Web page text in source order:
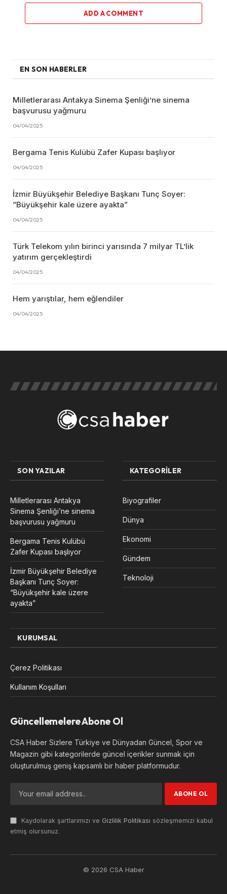
ADD A COMMENT
EN SON HABERLER
Milletlerarası Antakya Sinema Şenliği’ne sinema
başvurusu yağmuru
04/04/2025
Bergama Tenis Kulübü Zafer Kupası başlıyor
04/04/2025
İzmir Büyükşehir Belediye Başkanı Tunç Soyer:
“Büyükşehir kale üzere ayakta”
04/04/2025
Türk Telekom yılın birinci yarısında 7 milyar TL’lik
yatırım gerçekleştirdi
04/04/2025
Hem yarıştılar, hem eğlendiler
04/04/2025
SON YAZILAR
Milletlerarası Antakya
Sinema Şenliği’ne sinema
başvurusu yağmuru
Bergama Tenis Kulübü
Zafer Kupası başlıyor
İzmir Büyükşehir Belediye
Başkanı Tunç Soyer:
“Büyükşehir kale üzere
ayakta”
KATEGORILER
Biyografiler
Dünya
Ekonomi
Gündem
Teknoloji
KURUMSAL
Çerez Politikası
Kullanım Koşulları
Güncellemelere Abone Ol
CSA Haber Sizlere Türkiye ve Dünyadan Güncel, Spor ve
Magazin gibi kategorilerde güncel içerikler sunmak için
oluşturulmuş geniş kapsamlı bir haber platformudur.
Kaydolarak şartlarımızı ve Gizlilik Politikası sözleşmemizi kabul
etmiş olursunuz.
© 2026 CSA Haber